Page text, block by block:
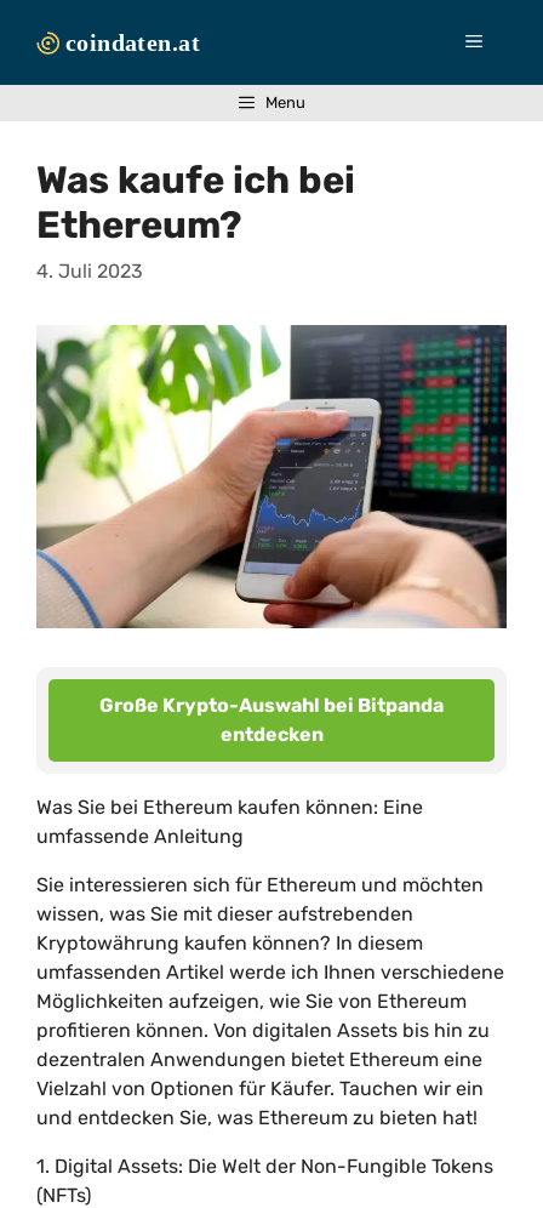
Inhalt
Menü
Menu
Was kaufe ich bei
Ethereum?
4. Juli 2023
Große Krypto-Auswahl bei Bitpanda
entdecken
Was Sie bei Ethereum kaufen können: Eine
umfassende Anleitung
Sie interessieren sich für Ethereum und möchten
wissen, was Sie mit dieser aufstrebenden
Kryptowährung kaufen können? In diesem
umfassenden Artikel werde ich Ihnen verschiedene
Möglichkeiten aufzeigen, wie Sie von Ethereum
profitieren können. Von digitalen Assets bis hin zu
dezentralen Anwendungen bietet Ethereum eine
Vielzahl von Optionen für Käufer. Tauchen wir ein
und entdecken Sie, was Ethereum zu bieten hat!
1. Digital Assets: Die Welt der Non-Fungible Tokens
(NFTs)